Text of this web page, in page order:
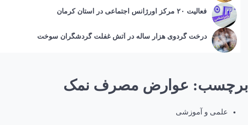
فعالیت ۲۰ مرکز اورژانس اجتماعی در استان کرمان
درخت گردوی هزار ساله در آتش غفلت گردشگران سوخت
برچسب: عوارض مصرف نمک
علمی و آموزشی